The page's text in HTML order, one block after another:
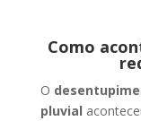
Como
O
pluvial